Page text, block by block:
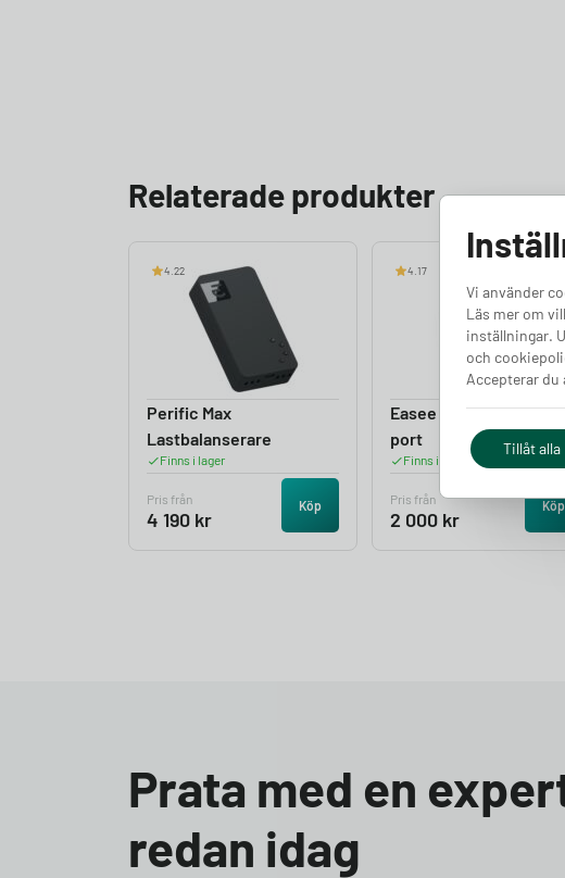
Relaterade produkter
4.22
Perific Max
Lastbalanserare
Finns i lager
Pris från
4 190 kr
Köp
4.17
Easee Equalizer – RJ12
port
Finns i lager
Pris från
2 000 kr
Köp
Prata med en
redan idag
Vi använder
Läs mer om
inställningar.
och
Accepterar du
Tillåt alla